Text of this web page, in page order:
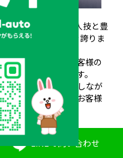
LINEで問い合わせ
ってきた熟練の職人技と豊
台もの販売実績を誇りま
検、保険まで、お客様の
が私たちの強みです。
性や耐久性を重視しなが
価格設定で、常にお客様
ています。